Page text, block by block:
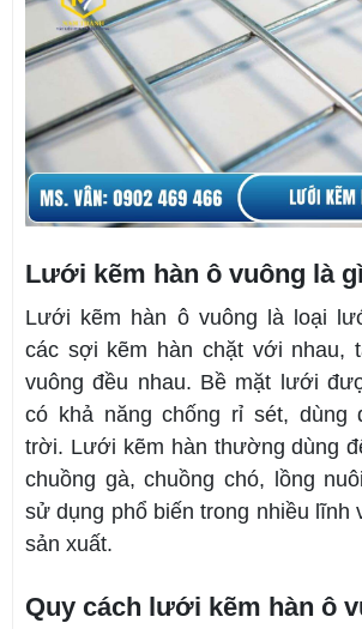
Lưới kẽm hàn ô vuông là
Lưới kẽm hàn ô vuông là loại
các sợi kẽm hàn chặt với nhau,
vuông đều nhau. Bề mặt lưới
có khả năng chống rỉ sét, dùng
trời. Lưới kẽm hàn thường dùng
chuồng gà, chuồng chó, lồng
sử dụng phổ biến trong nhiều lĩnh
sản xuất.
Quy cách lưới kẽm hàn ô